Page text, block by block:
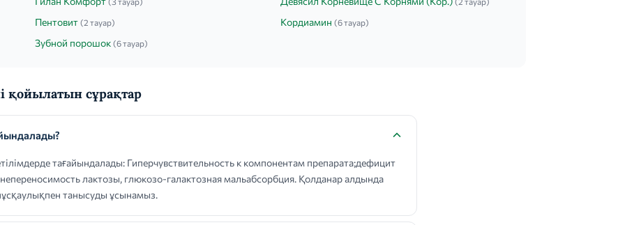
Пентовит (2 тауар) Кордиамин (6 тауар)
Зубной порошок (6 тауар)
сұрақтар
тағайындалады: Гиперчувствительность к компонентам препарата;дефицит
лактозы, глюкозо-галактозная мальабсорбция. Қолданар алдында
танысуды ұсынамыз.